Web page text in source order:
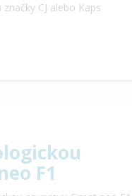
CJ alebo Kaps
F1